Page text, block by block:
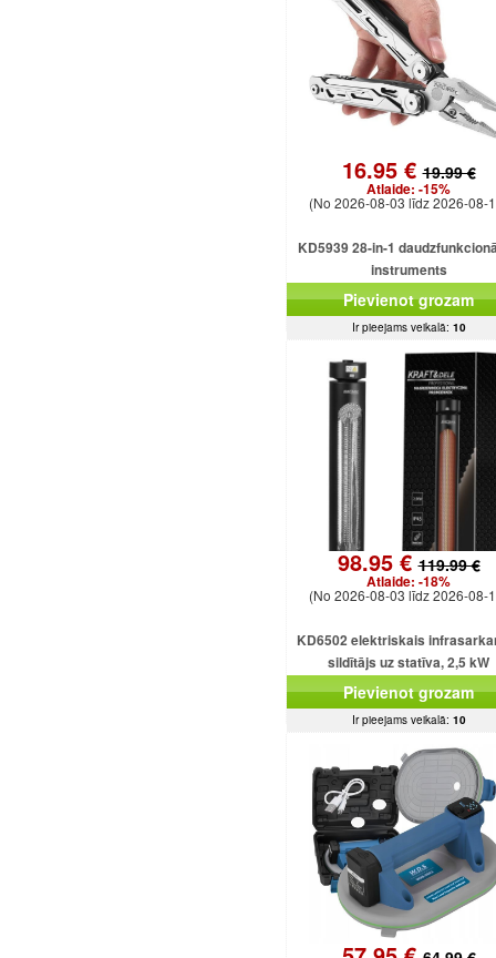
16.95 €19.99 €
Atlaide: -15%
(No 2026-08-03 līdz 2026-08-
KD5939 28-in-1
instruments
Pievienot grozam
Ir pieejams veikalā: 10
98.95 €119.99 €
Atlaide: -18%
(No 2026-08-03 līdz 2026-08-
KD6502 elektriskais
sildītājs uz statīva, 2,5 kW
Pievienot grozam
Ir pieejams veikalā: 10